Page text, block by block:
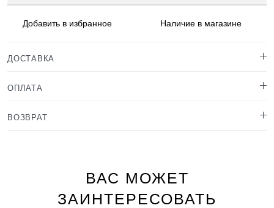
Добавить в избранное Наличиев магазине
ДОСТАВКА
ОПЛАТА
ВОЗВРАТ
ВАС МОЖЕТ
ЗАИНТЕРЕСОВАТЬ